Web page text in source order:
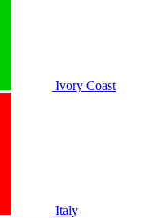
Ivory Coast
Italy